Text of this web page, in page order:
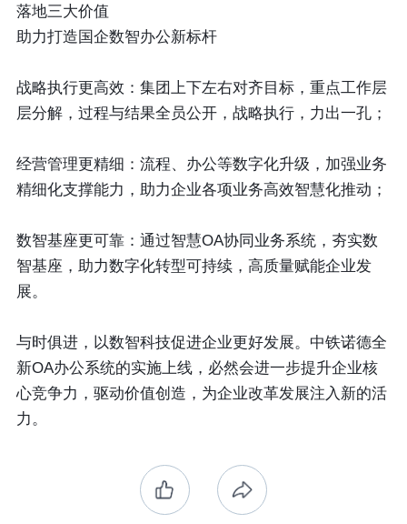
落地三大价值
助力打造国企数智办公新标杆
战略执行更高效： 集团上下左右对齐目标，重点工作层
层分解，过程与结果全员公开，战略执行，力出一孔；
经营管理更精细： 流程、办公等数字化升级，加强业务
精细化支撑能力，助力企业各项业务高效智慧化推动；
数智基座更可靠： 通过智慧OA协同业务系统，夯实数
智基座，助力数字化转型可持续，高质量赋能企业发
展。
与时俱进，以数智科技促进企业更好发展。中铁诺德全
新OA办公系统的实施上线，必然会进一步提升企业核
心竞争力，驱动价值创造，为企业改革发展注入新的活
力。